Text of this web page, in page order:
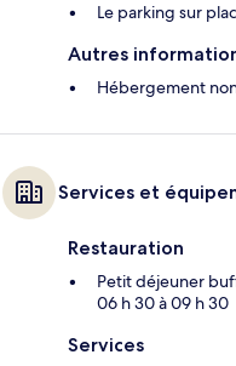
Le parking sur
Autres
Hébergement
Services et
Restauration
Petit déjeuner
06 h 30 à 09 h 30
Services